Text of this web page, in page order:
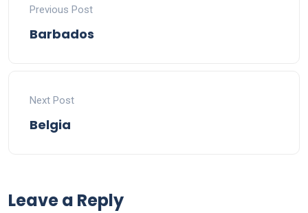
Previous Post
Barbados
Next Post
Belgia
Leave a Reply